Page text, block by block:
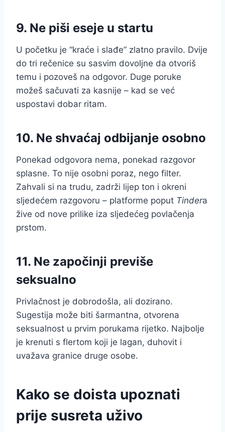
9. Ne piši eseje u startu
U početku je “kraće i slađe” zlatno pravilo. Dvije
do tri rečenice su sasvim dovoljne da otvoriš
temu i pozoveš na odgovor. Duge poruke
možeš sačuvati za kasnije – kad se već
uspostavi dobar ritam.
10. Ne shvaćaj odbijanje osobno
Ponekad odgovora nema, ponekad razgovor
splasne. To nije osobni poraz, nego filter.
Zahvali si na trudu, zadrži lijep ton i okreni
sljedećem razgovoru – platforme poput Tindera
žive od nove prilike iza sljedećeg povlačenja
prstom.
11. Ne započinji previše
seksualno
Privlačnost je dobrodošla, ali dozirano.
Sugestija može biti šarmantna, otvorena
seksualnost u prvim porukama rijetko. Najbolje
je krenuti s flertom koji je lagan, duhovit i
uvažava granice druge osobe.
Kako se doista upoznati
prije susreta uživo